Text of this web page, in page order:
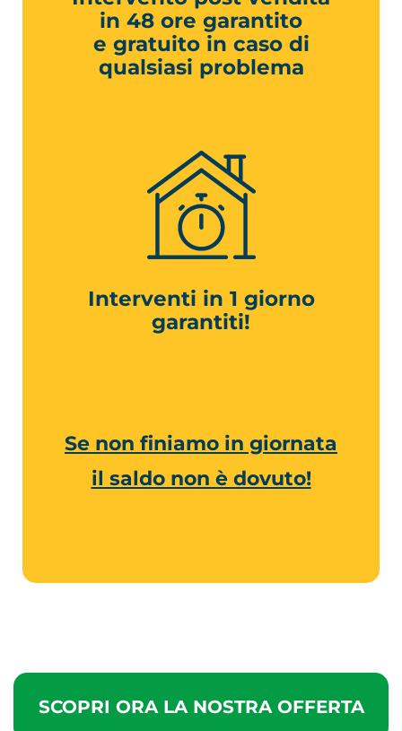
in 48 ore garantito
e gratuito in caso di
qualsiasi problema
Interventi in 1 giorno
garantiti!
Se non finiamo in giornata
il saldo non è dovuto!
SCOPRI ORA LA NOSTRA OFFERTA